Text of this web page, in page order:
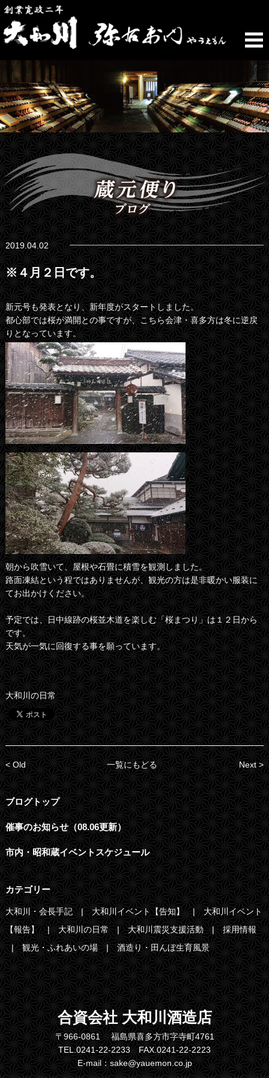
2019.04.02
※４月２日です。
新元号も発表となり、新年度がスタートしました。
都心部では桜が満開との事ですが、こちら会津・喜多方は冬に逆戻
りとなっています。
朝から吹雪いて、屋根や石畳に積雪を観測しました。
路面凍結という程ではありませんが、観光の方は是非暖かい服装に
てお出かけください。
予定では、日中線跡の桜並木道を楽しむ「桜まつり」は１２日から
です。
天気が一気に回復する事を願っています。
大和川の日常
< Old 一覧にもどる Next >
ブログトップ
催事のお知らせ（08.06更新）
市内・昭和蔵イベントスケジュール
カテゴリー
大和川・会長手記 大和川イベント【告知】
大和川イベント
【報告】
大和川の日常 大和川震災支援活動
採用情報
観光・ふれあいの場
酒造り・田んぼ生育風景
合資会社 大和川酒造店
〒966-0861 福島県喜多方市字寺町4761
TEL.0241-22-2233 FAX.0241-22-2223
E-mail：sake@yauemon.co.jp